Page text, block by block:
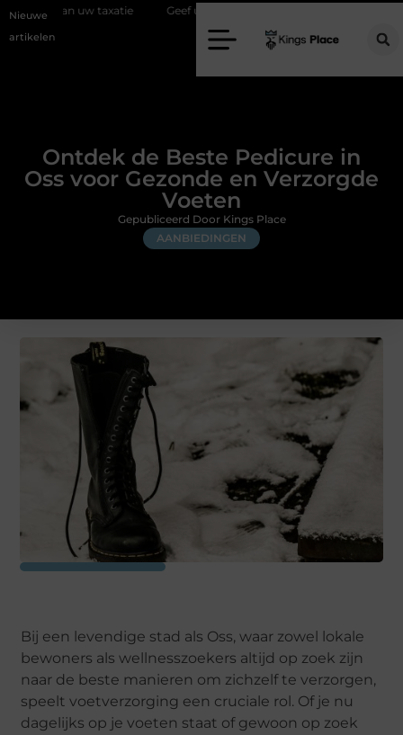
Nieuwe
artikelen
taxatie Geef uw slaapkamer een upgrade met interieuradvies
Ontdek de Beste Pedicure in
Oss voor Gezonde en Verzorgde
Voeten
AANBIEDINGEN
Gepubliceerd Door Kings Place
Bij een levendige stad als Oss, waar zowel lokale
bewoners als wellnesszoekers altijd op zoek zijn
naar de beste manieren om zichzelf te verzorgen,
speelt voetverzorging een cruciale rol. Of je nu
dagelijks op je voeten staat of gewoon op zoek